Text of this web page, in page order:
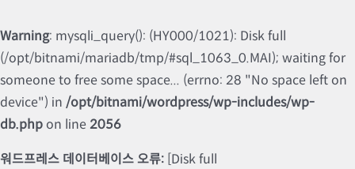
Warning: mysqli_query(): (HY000/1021): Disk full
(/opt/bitnami/mariadb/tmp/#sql_1063_0.MAI); waiting for
someone to free some space... (errno: 28 "No space left on
device") in /opt/bitnami/wordpress/wp-includes/wp-
db.php on line2056
워드프레스 데이터베이스 오류: [Disk full